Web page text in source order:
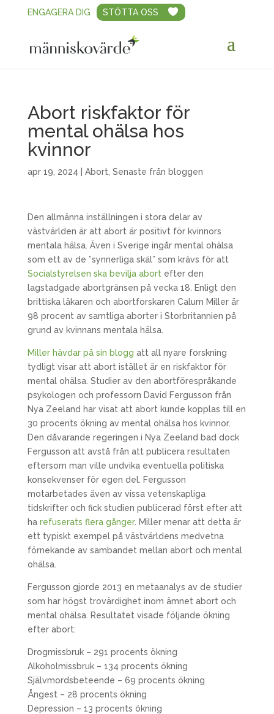
ENGAGERA DIG STÖTTA OSS
Abort riskfaktor för
mental ohälsa hos
kvinnor
apr 19, 2024 Abort Senaste från bloggen
Den allmänna inställningen i stora delar av
västvärlden är att abort är positivt för kvinnors
mentala hälsa. Även i Sverige ingår mental ohälsa
som ett av de ”synnerliga skäl” som krävs för att
Socialstyrelsen ska bevilja abortefter den
lagstadgade abortgränsen på vecka 18. Enligt den
brittiska läkaren och abortforskaren Calum Miller är
98 procent av samtliga aborter i Storbritannien på
grund av kvinnans mentala hälsa.
Miller hävdar på sin blogg att all nyare forskning
tydligt visar att abort istället är en riskfaktor för
mental ohälsa. Studier av den abortförespråkande
psykologen och professorn David Fergusson från
Nya Zeeland har visat att abort kunde kopplas till en
30 procents ökning av mental ohälsa hos kvinnor.
Den dåvarande regeringen i Nya Zeeland bad dock
Fergusson att avstå från att publicera resultaten
eftersom man ville undvika eventuella politiska
konsekvenser för egen del. Fergusson
motarbetades även av vissa vetenskapliga
tidskrifter och fick studien publicerad först efter att
ha refuserats flera gånger. Miller menar att detta är
ett typiskt exempel på västvärldens medvetna
förnekande av sambandet mellan abort och mental
ohälsa.
Fergusson gjorde 2013 en metaanalys av de studier
som har högst trovärdighet inom ämnet abort och
mental ohälsa. Resultatet visade följande ökning
efter abort:
Drogmissbruk – 291 procents ökning
Alkoholmissbruk – 134 procents ökning
Självmordsbeteende – 69 procents ökning
Ångest – 28 procents ökning
Depression – 13 procents ökning